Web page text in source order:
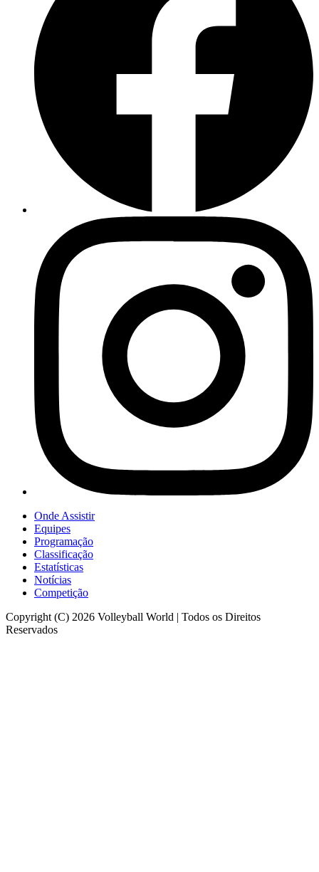
Onde Assistir
Equipes
Programação
Classificação
Estatísticas
Notícias
Competição
Copyright (C) 2026 Volleyball World | Todos os Direitos
Reservados